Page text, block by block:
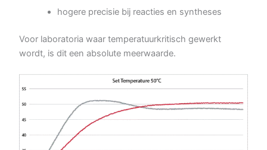
hogere precisie bij reacties en syntheses
Voor laboratoria waar temperatuurkritisch gewerkt
wordt, is dit een absolute meerwaarde.